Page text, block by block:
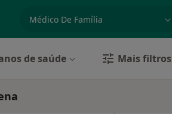
especialidade, doença ou nome
de saúde Mais filtros